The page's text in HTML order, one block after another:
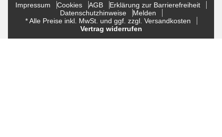
Impressum Cookies AGB
Erklärung zur Barrierefreiheit
Datenschutzhinweise
Melden
* Alle Preise inkl. MwSt. und ggf. zzgl. Versandkosten
Vertrag widerrufen